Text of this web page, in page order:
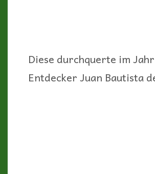
Diese durchquerte im
Entdecker Juan Bautista